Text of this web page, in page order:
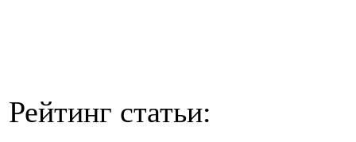
Рейтинг статьи: